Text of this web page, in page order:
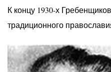
К концу 1930-х
традиционного